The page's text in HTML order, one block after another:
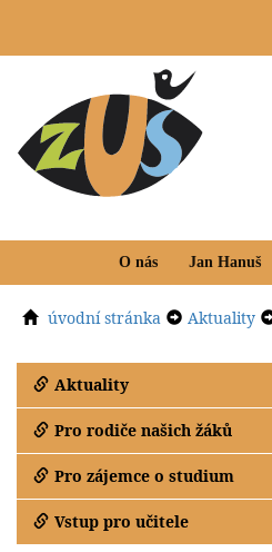
O nás Jan Hanuš
úvodní stránka Aktuality
Aktuality
Pro rodiče našich žáků
Pro zájemce o studium
Vstup pro učitele